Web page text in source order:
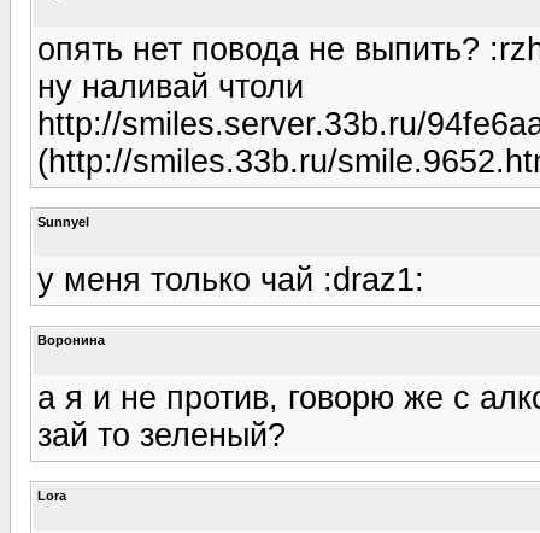
опять нет повода не выпить?
ну наливай чтоли
http://smiles.server.33b.ru/
(http://smiles.33b.ru/
Sunnyel
у меня только чай :draz1:
Воронина
а я и не против, говорю же с
зай то зеленый?
Lora